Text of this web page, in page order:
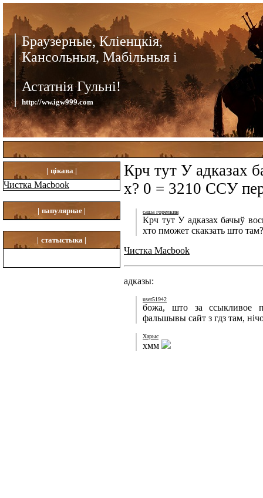
Браузерные, Кліенцкія,
Кансольныя, Мабільныя і
Астатнія Гульні!
http://ww.igw999.com
| цікава |
Чистка Macbook
| папулярнае |
| статыстыка |
Крч тут У адказах
x? 0 = 3210 ССУ
саша горелкин
Крч тут У адказах бачыў
хто пможет скакзать што там?
Чистка Macbook
адказы:
user51942
божа, што за ссыкливое
фальшывы сайт з гдз там,
Харыс
хмм